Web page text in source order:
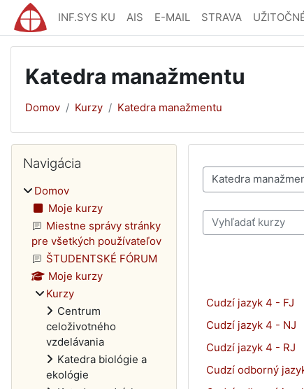
Preskočiť na hlavný obsah
INF.SYS KU AIS E-MAIL STRAVA
Katedra manažmentu
Domov Kurzy Katedra manažmentu
Kategórie kurzov
Vyhľadať kurzy
Cudzí jazyk 4 - FJ
Cudzí jazyk 4 - NJ
Cudzí jazyk 4 - RJ
Cudzí odborný
Bloky
Navigácia
Domov
Moje kurzy
Miestne správy stránky
pre všetkých používateľov
ŠTUDENTSKÉ FÓRUM
Moje kurzy
Kurzy
Centrum
celoživotného
vzdelávania
Katedra biológie a
ekológie